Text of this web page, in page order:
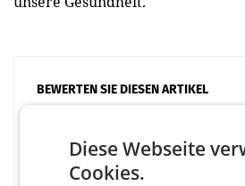
BEWERTEN SIE DIESEN ARTIKEL
FacebookTwitterMessenger
Diese Webseite
Cookies.